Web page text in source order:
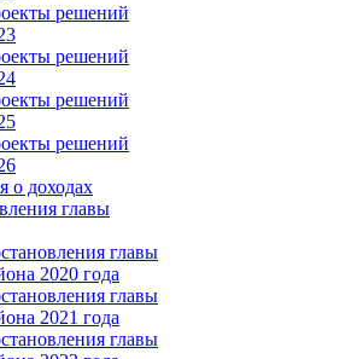
решений
решений
решений
решений
о доходах
главы
главы
2020 года
главы
2021 года
главы